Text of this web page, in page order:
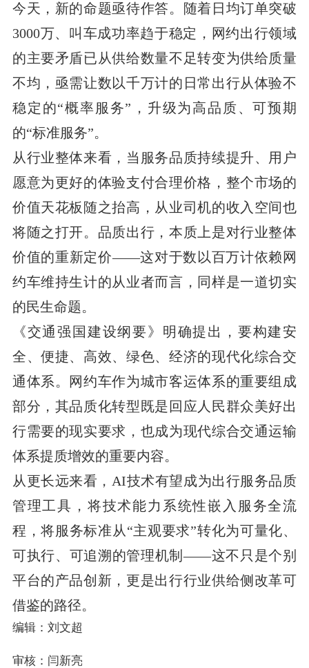
今天，新的命题亟待作答。随着日均订单突破
3000万、叫车成功率趋于稳定，网约出行领域
的主要矛盾已从供给数量不足转变为供给质量
不均，亟需让数以千万计的日常出行从体验不
稳定的“概率服务”，升级为高品质、可预期
的“标准服务”。
从行业整体来看，当服务品质持续提升、用户
愿意为更好的体验支付合理价格，整个市场的
价值天花板随之抬高，从业司机的收入空间也
将随之打开。品质出行，本质上是对行业整体
价值的重新定价——这对于数以百万计依赖网
约车维持生计的从业者而言，同样是一道切实
的民生命题。
《交通强国建设纲要》明确提出，要构建安
全、便捷、高效、绿色、经济的现代化综合交
通体系。网约车作为城市客运体系的重要组成
部分，其品质化转型既是回应人民群众美好出
行需要的现实要求，也成为现代综合交通运输
体系提质增效的重要内容。
从更长远来看，AI技术有望成为出行服务品质
管理工具，将技术能力系统性嵌入服务全流
程，将服务标准从“主观要求”转化为可量化、
可执行、可追溯的管理机制——这不只是个别
平台的产品创新，更是出行行业供给侧改革可
借鉴的路径。
编辑：刘文超
审核：闫新亮